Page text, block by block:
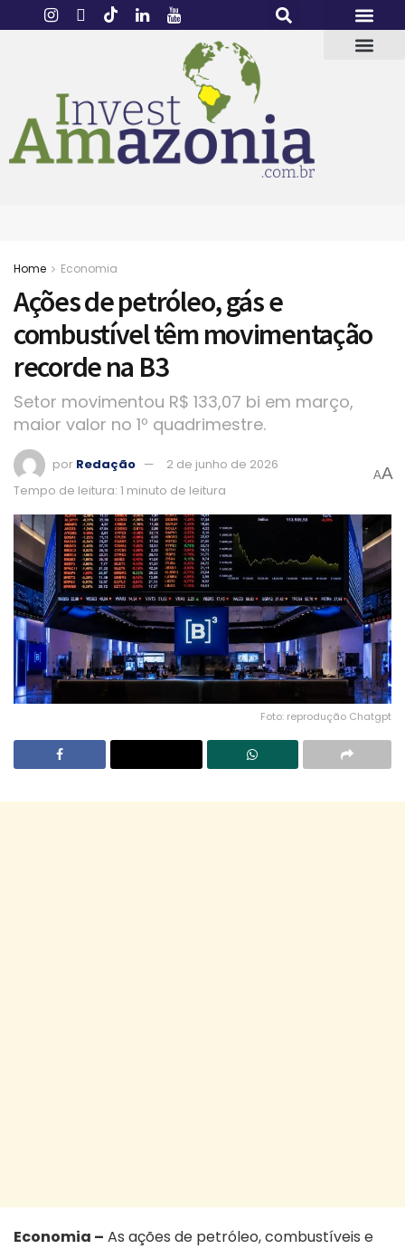
Home Economia
Ações de petróleo, gás e
combustível têm movimentação
recorde na B3
Setor movimentou R$ 133,07 bi em março,
maior valor no 1º quadrimestre.
por Redação
2 de junho de 2026
Tempo de leitura: 1 minuto de leitura
AA
Foto: reprodução Chatgpt
Economia – As ações de petróleo, combustíveis e